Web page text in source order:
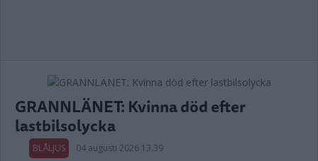
GRANNLÄNET: Kvinna död efter
lastbilsolycka
BLÅLJUS 04 augusti 2026 13.39